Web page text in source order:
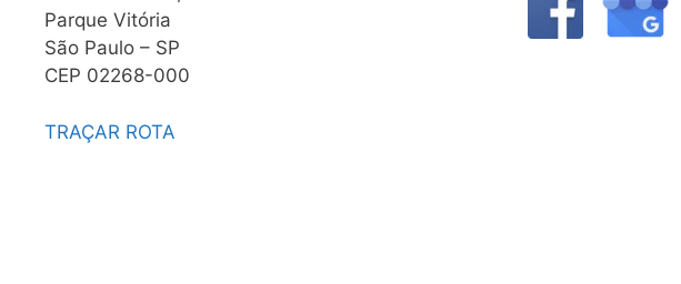
Parque Vitória
São Paulo – SP
CEP 02268-000
TRAÇAR ROTA